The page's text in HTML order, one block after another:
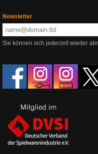
Newsletter
Sie können sich jederzeit wieder